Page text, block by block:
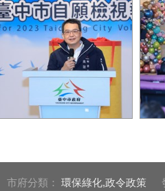
台中在環境、經濟及社會永
續面向皆有亮眼的施政績
中
市府分類： 環保綠化,政令政策